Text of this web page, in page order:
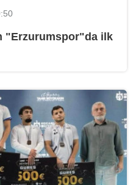
"Erzurumspor"da ilk